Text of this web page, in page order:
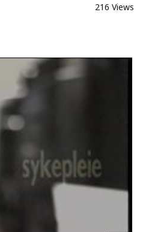
216 Views